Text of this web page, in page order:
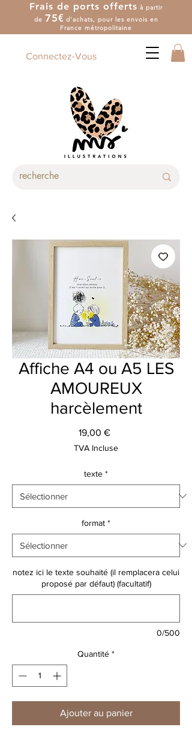
Frais de ports offerts à partir
de 75€ d'achats, pour les envois en
France métropolitaine
Connectez-Vous
Affiche A4 ou A5 LES
AMOUREUX
harcèlement
19,00 €Prix
TVA Incluse
texte *
format *
notez ici le texte souhaité (il remplacera celui
proposé par défaut) (facultatif)
0/500
Quantité *
Ajouter au panier